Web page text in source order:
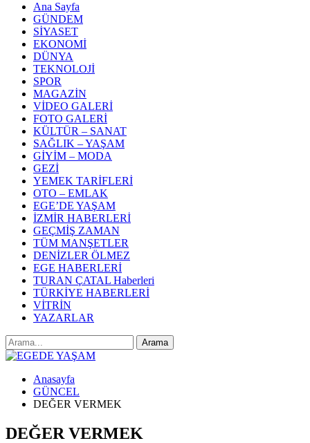
Ana Sayfa
GÜNDEM
SİYASET
EKONOMİ
DÜNYA
TEKNOLOJİ
SPOR
MAGAZİN
VİDEO GALERİ
FOTO GALERİ
KÜLTÜR – SANAT
SAĞLIK – YAŞAM
GİYİM – MODA
GEZİ
YEMEK TARİFLERİ
OTO – EMLAK
EGE’DE YAŞAM
İZMİR HABERLERİ
GEÇMİŞ ZAMAN
TÜM MANŞETLER
DENİZLER ÖLMEZ
EGE HABERLERİ
TURAN ÇATAL Haberleri
TÜRKİYE HABERLERİ
VİTRİN
YAZARLAR
Anasayfa
GÜNCEL
DEĞER VERMEK
DEĞER VERMEK